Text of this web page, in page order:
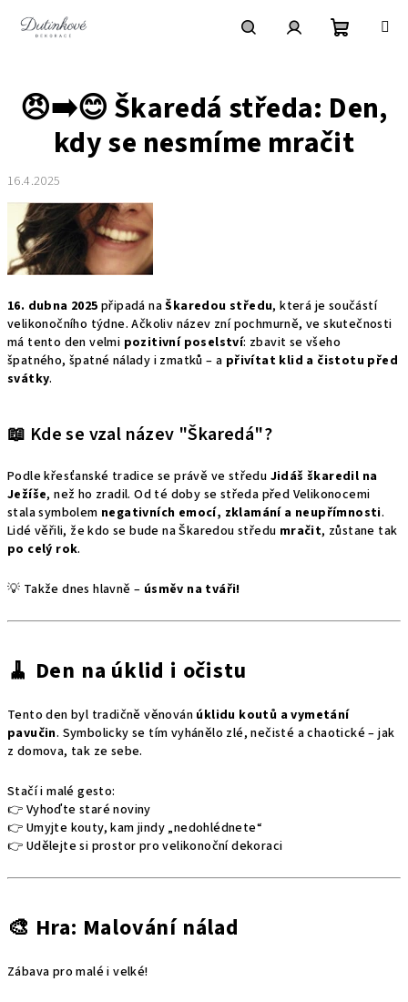
košík
😠➡️😊 Škaredá středa: Den,
kdy se nesmíme mračit
16.4.2025
16. dubna 2025 připadá naŠkaredou středu, která je součástí
velikonočního týdne. Ačkoliv název zní pochmurně, ve skutečnosti
má tento den velmi pozitivní poselství: zbavit se všeho
špatného, špatné nálady i zmatků – a přivítat klid a čistotu před
svátky.
📖 Kde se vzal název "Škaredá"?
Podle křesťanské tradice se právě ve středu Jidáš škaredil na
Ježíše, než ho zradil. Od té doby se středa před Velikonocemi
stala symbolem negativních emocí, zklamání a neupřímnosti.
Lidé věřili, že kdo se bude na Škaredou středu mračit, zůstane tak
po celý rok.
💡 Takže dnes hlavně – úsměv na tváři!
🧹 Den na úklid i očistu
Tento den byl tradičně věnován úklidu koutů a vymetání
pavučin. Symbolicky se tím vyhánělo zlé, nečisté a chaotické – jak
z domova, tak ze sebe.
Stačí i malé gesto:
👉 Vyhoďte staré noviny
👉 Umyjte kouty, kam jindy „nedohlédnete“
👉 Udělejte si prostor pro velikonoční dekoraci
🎨 Hra: Malování nálad
Zábava pro malé i velké!